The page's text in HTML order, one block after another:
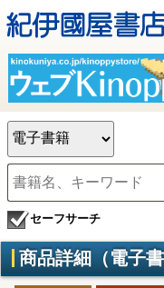
セーフサーチ
商品詳細（電子